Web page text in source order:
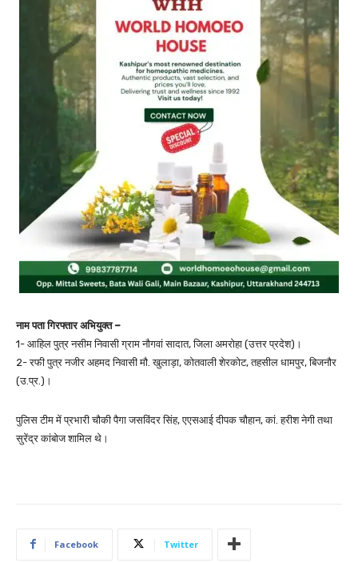
नाम पता गिरफ्तार अभियुक्त –
1- आहिल पुत्र नसीम निवासी ग्राम नौगवां सादात, जिला अमरोहा (उत्तर प्रदेश)।
2- रफी पुत्र नजीर अहमद निवासी मौ. खुलाड़ा, कोतवाली शेरकोट, तहसील धामपुर, बिजनौर
(उ.प्र.)।
पुलिस टीम में प्रभारी चौकी पैगा जसविंदर सिंह, एएसआई दीपक चौहान, कां. हरीश नेगी तथा
सुरेंद्र कांबोज शामिल थे।
Facebook Twitter